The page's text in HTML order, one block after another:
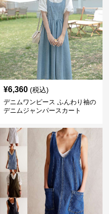
¥6,360 (税込)
デニムワンピース ふんわり袖の
デニムジャンパースカート